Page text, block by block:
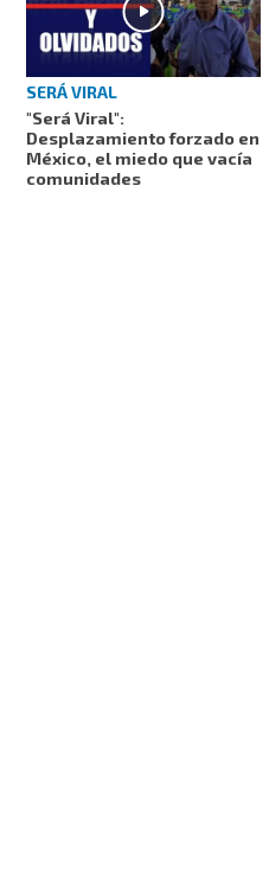
SERÁ VIRAL
"Será Viral":
Desplazamiento forzado en
México, el miedo que vacía
comunidades